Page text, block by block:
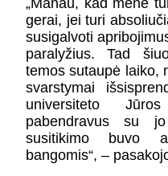
„Manau, kad mene
gerai, jei turi
susigalvoti
paralyžius. Tad
temos sutaupė laiko,
svarstymai
universiteto
pabendravus su
susitikimo buvo
bangomis“, –